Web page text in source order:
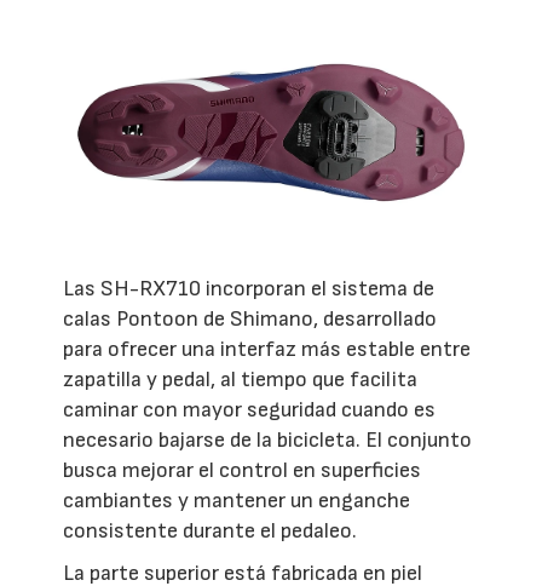
Las SH-RX710 incorporan el sistema de
calas Pontoon de Shimano, desarrollado
para ofrecer una interfaz más estable entre
zapatilla y pedal, al tiempo que facilita
caminar con mayor seguridad cuando es
necesario bajarse de la bicicleta. El conjunto
busca mejorar el control en superficies
cambiantes y mantener un enganche
consistente durante el pedaleo.
La parte superior está fabricada en piel